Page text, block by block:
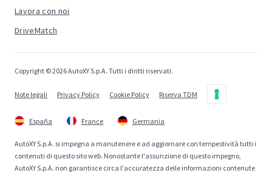
Lavora con noi
DriveMatch
Copyright © 2026 AutoXY S.p.A. Tutti i diritti riservati.
Note legali Privacy Policy Cookie Policy Riserva TDM
España France Germania
AutoXY S.p.A. si impegna a manutenere e ad aggiornare con tempestività tutti i
contenuti di questo sito web. Nonostante l'assunzione di questo impegno,
AutoXY S.p.A. non garantisce circa l'accuratezza delle informazioni contenute